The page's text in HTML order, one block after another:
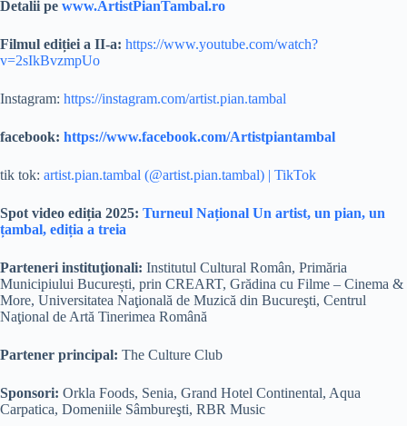
Detalii pe www.ArtistPianTambal.ro
Filmul ediției a II-a: https://www.youtube.com/watch?
v=2sIkBvzmpUo
Instagram: https://instagram.com/artist.pian.tambal
facebook: https://www.facebook.com/Artistpiantambal
tik tok: artist.pian.tambal (@artist.pian.tambal) | TikTok
Spot video ediția 2025: Turneul Național Un artist, un pian, un
țambal, ediția a treia
Parteneri instituţionali: Institutul Cultural Român, Primăria
Municipiului București, prin CREART, Grădina cu Filme – Cinema &
More, Universitatea Naţională de Muzică din Bucureşti, Centrul
Naţional de Artă Tinerimea Română
Partener principal: The Culture Club
Sponsori: Orkla Foods, Senia, Grand Hotel Continental, Aqua
Carpatica, Domeniile Sâmbureşti, RBR Music